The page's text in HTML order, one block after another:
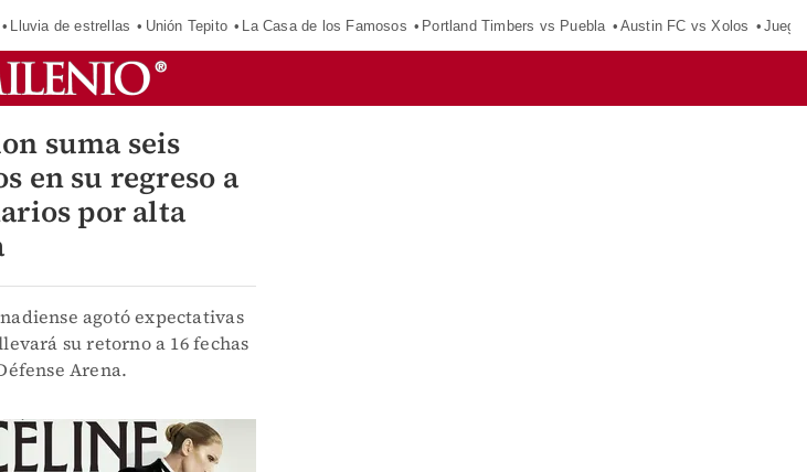
Lluvia de estrellas Unión Tepito La Casa de los Famosos Portland Timbers vs Puebla Austin FC vs Xolos
suma seis
en su regreso a
por alta
agotó expectativas
su retorno a 16 fechas
Arena.